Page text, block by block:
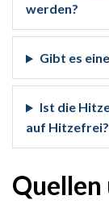
werden?
Gibt es
Ist die
auf Hitzefrei?